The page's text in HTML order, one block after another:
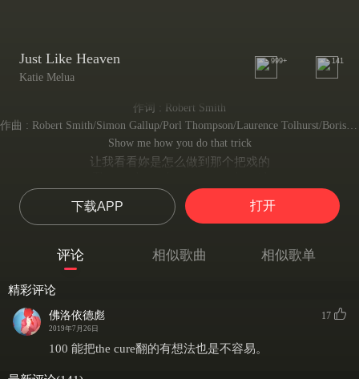
Just Like Heaven
Katie Melua
999+ 141
作词 : Robert Smith
Show me how you do that trick
让我看看妳是怎么做到那个把戏的
就是那吓得我尖叫的恶作剧,他说
The one that makes me laugh he said
那让我大笑的把戏,他说
他把双臂绕在我颈上
And I promise you I promise that
I'll run away with you
下载APP 打开
评论 相似歌曲 相似歌单
精彩评论
佛洛依德彪
2019年7月26日
17
100 能把the cure翻的有想法也是不容易。